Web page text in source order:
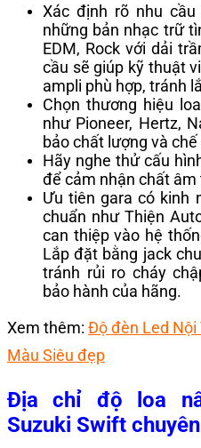
Xác định rõ nhu
những bản nhạc trữ
EDM, Rock với dải
cầu sẽ giúp kỹ thuật
ampli phù hợp, tránh
Chọn thương hiệu
như Pioneer, Hertz,
bảo chất lượng và
Hãy nghe thử cấu
để cảm nhận chất
Ưu tiên gara có kinh
chuẩn như Thiện
can thiệp vào hệ
Lắp đặt bằng jack
tránh rủi ro cháy
bảo hành của hãng.
Xem thêm: Độ đèn Led Nội
Màu Siêu đẹp
Địa chỉ độ loa
Suzuki Swift